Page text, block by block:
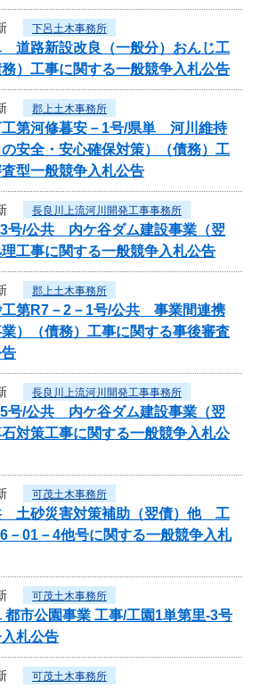
下呂土木事務所
道路新設改良（一般分）おんじ工
）工事に関する一般競争入札公告
郡上土木事務所
工第河修暮安－1号/県単 河川維持
安全・安心確保対策）（債務）工
型一般競争入札公告
長良川上流河川開発工事事務所
3号/公共 内ケ谷ダム建設事業（翌
工事に関する一般競争入札公告
郡上土木事務所
工第R7－2－1号/公共 事業間連携
）（債務）工事に関する事後審査
長良川上流河川開発工事事務所
5号/公共 内ケ谷ダム建設事業（翌
対策工事に関する一般競争入札公
可茂土木事務所
土砂災害対策補助（翌債）他 工
－01－4他号に関する一般競争入札
可茂土木事務所
都市公園事業 工事/工園1単第里-3号
札公告
可茂土木事務所